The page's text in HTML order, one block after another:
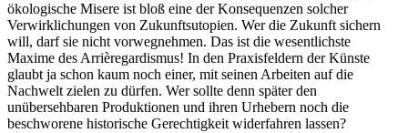
ökologische Misere ist bloß eine der Konsequenzen solcher
Verwirklichungen von Zukunftsutopien. Wer die Zukunft sichern
will, darf sie nicht vorwegnehmen. Das ist die wesentlichste
Maxime des Arrièregardismus! In den Praxisfeldern der Künste
glaubt ja schon kaum noch einer, mit seinen Arbeiten auf die
Nachwelt zielen zu dürfen. Wer sollte denn später den
unübersehbaren Produktionen und ihren Urhebern noch die
beschworene historische Gerechtigkeit widerfahren lassen?